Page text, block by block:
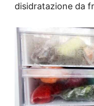
disidratazione da